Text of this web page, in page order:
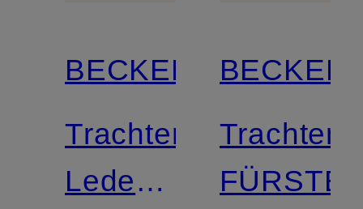
BECKERT
Trachten-
Lederhose